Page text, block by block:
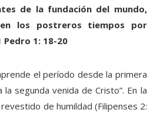
de la fundación del mundo,
los postreros tiempos por
1: 18-20
el período desde la primera
segunda venida de Cristo”. En la
de humildad (Filipenses 2: